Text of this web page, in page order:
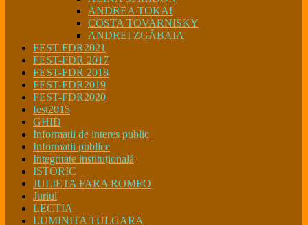
ANDREA TOKAI
COSTA TOVARNISKY
ANDREI ZGĂBAIA
FEST FDR2021
FEST-FDR 2017
FEST-FDR 2018
FEST-FDR2019
FEST-FDR2020
fest2015
GHID
Informații de interes public
Informatii publice
Integritate instituțională
ISTORIC
JULIETA FARA ROMEO
Juriul
LECTIA
LUMINITA TULGARA